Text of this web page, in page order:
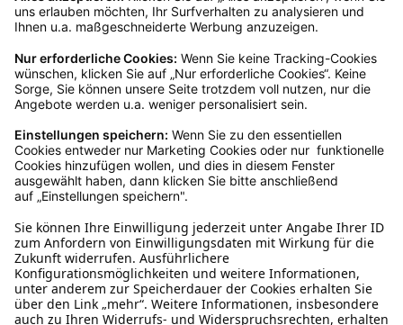
Kundenservice
Mo – Fr 9 – 17 Uhr, Sa 9 – 13 Uhr
Ruf uns an
0800-28 18 78
Schreibe uns
verkauf@schecker.de
WhatsApp Support
+49 1520 8997191
Tritt unserem Newsletter bei